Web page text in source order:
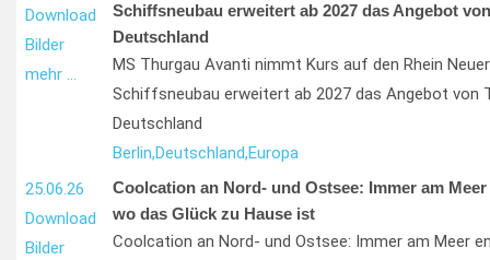
Download
Bilder
mehr …
Schiffsneubau erweitert ab 2027 das Angebot
Deutschland
MS Thurgau Avanti nimmt Kurs auf den Rhein
Schiffsneubau erweitert ab 2027 das Angebot von
Deutschland
Berlin,Deutschland,Europa
25.06.26
Download
Bilder
Coolcation an Nord- und Ostsee: Immer am
wo das Glück zu Hause ist
Coolcation an Nord- und Ostsee: Immer am Meer